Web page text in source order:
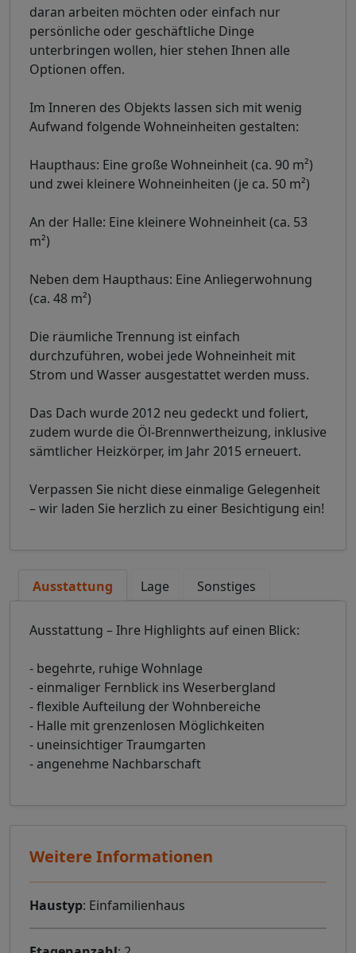
daran arbeiten möchten oder einfach nur
persönliche oder geschäftliche Dinge
unterbringen wollen, hier stehen Ihnen alle
Optionen offen.
Im Inneren des Objekts lassen sich mit wenig
Aufwand folgende Wohneinheiten gestalten:
Haupthaus: Eine große Wohneinheit (ca. 90 m²)
und zwei kleinere Wohneinheiten (je ca. 50 m²)
An der Halle: Eine kleinere Wohneinheit (ca. 53
m²)
Neben dem Haupthaus: Eine Anliegerwohnung
(ca. 48 m²)
Die räumliche Trennung ist einfach
durchzuführen, wobei jede Wohneinheit mit
Strom und Wasser ausgestattet werden muss.
Das Dach wurde 2012 neu gedeckt und foliert,
zudem wurde die Öl-Brennwertheizung, inklusive
sämtlicher Heizkörper, im Jahr 2015 erneuert.
Verpassen Sie nicht diese einmalige Gelegenheit
– wir laden Sie herzlich zu einer Besichtigung ein!
Ausstattung Lage Sonstiges
Ausstattung – Ihre Highlights auf einen Blick:
- begehrte, ruhige Wohnlage
- einmaliger Fernblick ins Weserbergland
- flexible Aufteilung der Wohnbereiche
- Halle mit grenzenlosen Möglichkeiten
- uneinsichtiger Traumgarten
- angenehme Nachbarschaft
Weitere Informationen
Haustyp: Einfamilienhaus